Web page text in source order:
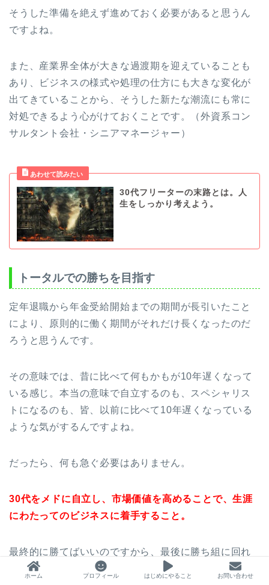
そうした準備を絶えず進めておく必要があると思うん
ですよね。
また、産業界全体が大きな過渡期を迎えていることも
あり、ビジネスの様式や処理の仕方にも大きな変化が
出てきていることから、そうした新たな潮流にも常に
対処できるよう心がけておくことです。（外資系コン
サルタント会社・シニアマネージャー）
30代フリーターの末路とは。人
生をしっかり考えよう。
トータルでの勝ちを目指す
定年退職から年金受給開始までの期間が長引いたこと
により、原則的に働く期間がそれだけ長くなったのだ
ろうと思うんです。
その意味では、昔に比べて何もかもが10年遅くなって
いる感じ。本当の意味で自立するのも、スペシャリス
トになるのも、皆、以前に比べて10年遅くなっている
ような気がするんですよね。
だったら、何も急ぐ必要はありません。
30代をメドに自立し、市場価値を高めることで、生涯
にわたってのビジネスに着手すること。
最終的に勝てばいいのですから、最後に勝ち組に回れ
るよう、じっくり作戦を練って臨めばいいと思うんで
ホーム プロフィール はじめにやること お問い合わせ